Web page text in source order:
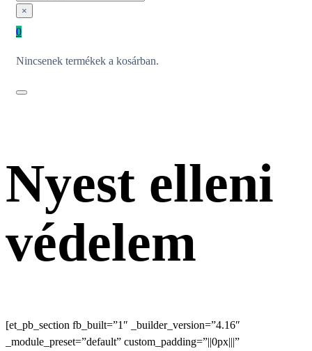
×
0
Nincsenek termékek a kosárban.
Nyest elleni
védelem
[et_pb_section fb_built=”1″ _builder_version=”4.16″
_module_preset=”default” custom_padding=”||0px|||”